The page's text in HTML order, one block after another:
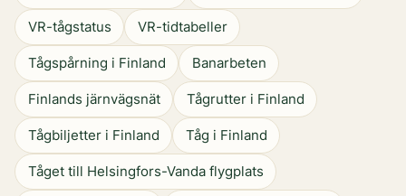
VR-tågstatus VR-tidtabeller
Tågspårning i Finland Banarbeten
Finlands järnvägsnät Tågrutter i Finland
Tågbiljetter i Finland Tåg i Finland
Tåget till Helsingfors-Vanda flygplats